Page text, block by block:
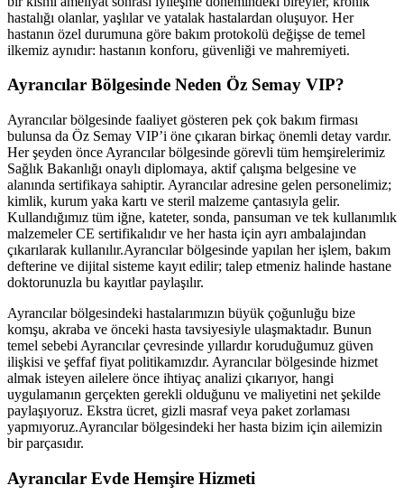
hastalığı olanlar, yaşlılar ve yatalak hastalardan oluşuyor. Her
hastanın özel durumuna göre bakım protokolü değişse de temel
ilkemiz aynıdır: hastanın konforu, güvenliği ve mahremiyeti.
Ayrancılar Bölgesinde Neden Öz Semay VIP?
Ayrancılarbölgesinde faaliyet gösteren pek çok bakım firması
bulunsa da Öz Semay VIP’i öne çıkaran birkaç önemli detay vardır.
Her şeyden önce Ayrancılarbölgesinde görevli tüm hemşirelerimiz
Sağlık Bakanlığı onaylı diplomaya, aktif çalışma belgesine ve
alanında sertifikaya sahiptir. Ayrancılaradresine gelen personelimiz;
kimlik, kurum yaka kartı ve steril malzeme çantasıyla gelir.
Kullandığımız tüm iğne, kateter, sonda, pansuman ve tek kullanımlık
malzemeler CE sertifikalıdır ve her hasta için ayrı ambalajından
çıkarılarak kullanılır.Ayrancılarbölgesinde yapılan her işlem, bakım
defterine ve dijital sisteme kayıt edilir; talep etmeniz halinde hastane
doktorunuzla bu kayıtlar paylaşılır.
Ayrancılarbölgesindeki hastalarımızın büyük çoğunluğu bize
komşu, akraba ve önceki hasta tavsiyesiyle ulaşmaktadır. Bunun
temel sebebi Ayrancılarçevresinde yıllardır koruduğumuz güven
ilişkisi ve şeffaf fiyat politikamızdır. Ayrancılarbölgesinde hizmet
almak isteyen ailelere önce ihtiyaç analizi çıkarıyor, hangi
uygulamanın gerçekten gerekli olduğunu ve maliyetini net şekilde
paylaşıyoruz. Ekstra ücret, gizli masraf veya paket zorlaması
yapmıyoruz.Ayrancılarbölgesindeki her hasta bizim için ailemizin
bir parçasıdır.
Ayrancılar Evde Hemşire Hizmeti